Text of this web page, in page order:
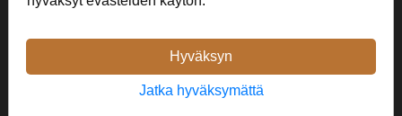
Hyväksyn
Jatka hyväksymättä